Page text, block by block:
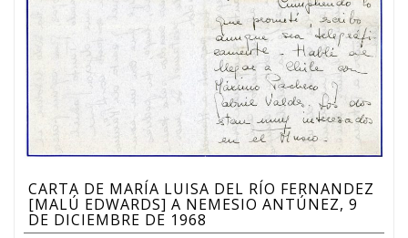
CARTA DE MARÍA LUISA DEL RÍO FERNANDEZ
[MALÚ EDWARDS] A NEMESIO ANTÚNEZ, 9
DE DICIEMBRE DE 1968